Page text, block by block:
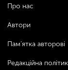
Про нас
Автори
Пам’ятка авторові
Редакційна